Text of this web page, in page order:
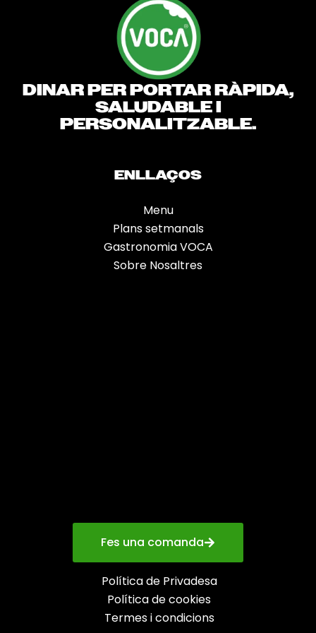
DINAR PER PORTAR RÀPIDA,
SALUDABLE I
PERSONALITZABLE.
ENLLAÇOS
Menu
Plans setmanals
Gastronomia VOCA
Sobre Nosaltres
Fes una comanda
Política de Privadesa
Política de cookies
Termes i condicions